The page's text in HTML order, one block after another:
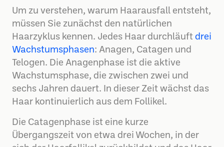
Um zu verstehen, warum Haarausfall entsteht,
müssen Sie zunächst den natürlichen
Haarzyklus kennen. Jedes Haar durchläuft drei
Wachstumsphasen: Anagen, Catagen und
Telogen. Die Anagenphase ist die aktive
Wachstumsphase, die zwischen zwei und
sechs Jahren dauert. In dieser Zeit wächst das
Haar kontinuierlich aus dem Follikel.
Die Catagenphase ist eine kurze
Übergangszeit von etwa drei Wochen, in der